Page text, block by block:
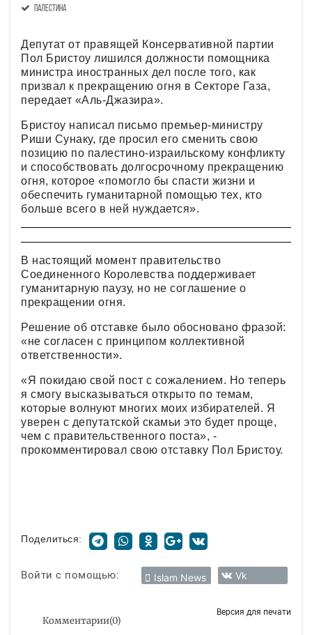
Палестина
Депутат от правящей Консервативной партии
Пол Бристоу лишился должности помощника
министра иностранных дел после того, как
призвал к прекращению огня в Секторе Газа,
передает «Аль-Джазира».
Бристоу написал письмо премьер-министру
Риши Сунаку, где просил его сменить свою
позицию по палестино-израильскому конфликту
и способствовать долгосрочному прекращению
огня, которое «помогло бы спасти жизни и
обеспечить гуманитарной помощью тех, кто
больше всего в ней нуждается».
В настоящий момент правительство
Соединенного Королевства поддерживает
гуманитарную паузу, но не соглашение о
прекращении огня.
Решение об отставке было обосновано фразой:
«не согласен с принципом коллективной
ответственности».
«Я покидаю свой пост с сожалением. Но теперь
я смогу высказываться открыто по темам,
которые волнуют многих моих избирателей. Я
уверен с депутатской скамьи это будет проще,
чем с правительственного поста», -
прокомментировал свою отставку Пол Бристоу.
Поделиться:
Войти с помощью: Islam News Vk
Комментарии(0)
Версия для печати